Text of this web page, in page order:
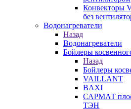
Конвекторы
без
Водонагреватели
Назад
Водонагреватели
Бойлеры
Назад
Бойлеры
VAILLANT
BAXI
САРМАТ
ТЭН